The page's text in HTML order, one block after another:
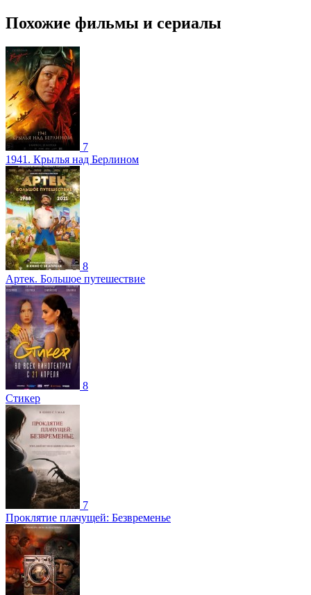
Похожие фильмы и сериалы
7
1941. Крылья над Берлином
8
Артек. Большое путешествие
8
Стикер
7
Проклятие плачущей: Безвременье